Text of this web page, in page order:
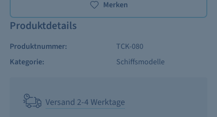
Merken
Produktdetails
Produktnummer:
TCK-080
Kategorie:
Schiffsmodelle
Versand 2-4 Werktage